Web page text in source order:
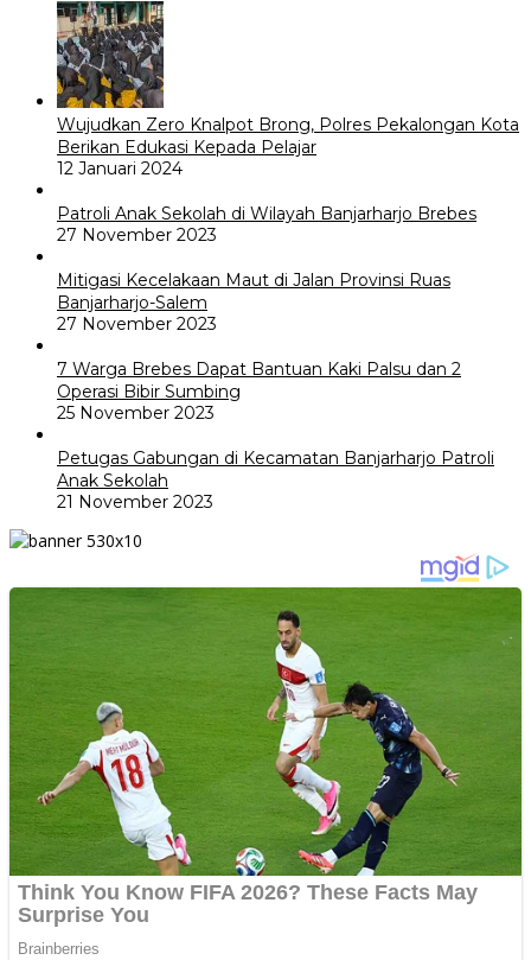
Wujudkan Zero Knalpot Brong, Polres Pekalongan Kota
Berikan Edukasi Kepada Pelajar
12 Januari 2024
Patroli Anak Sekolah di Wilayah Banjarharjo Brebes
27 November 2023
Mitigasi Kecelakaan Maut di Jalan Provinsi Ruas
Banjarharjo-Salem
27 November 2023
7 Warga Brebes Dapat Bantuan Kaki Palsu dan 2
Operasi Bibir Sumbing
25 November 2023
Petugas Gabungan di Kecamatan Banjarharjo Patroli
Anak Sekolah
21 November 2023